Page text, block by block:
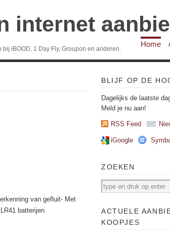
internet
iBOOD, 1 Day Fly, Groupon en anderen.
Home
van gefluit- Met
batterijen
BLIJF OP DE
Dagelijks de laatste
Meld je nu aan!
RSS Feed
iGoogle
ZOEKEN
ACTUELE
KOOPJES